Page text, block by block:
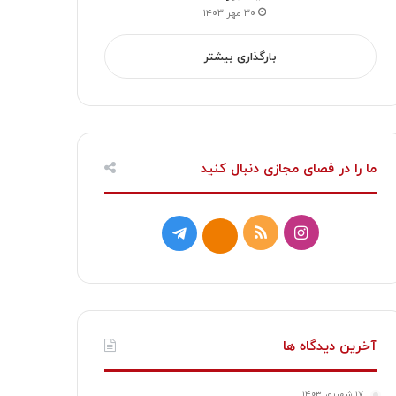
۳۰ مهر ۱۴۰۳
بارگذاری بیشتر
ما را در فصای مجازی دنبال کنید
ا
س
ت
خ
ک
ت
ا
آخرین دیدگاه ها